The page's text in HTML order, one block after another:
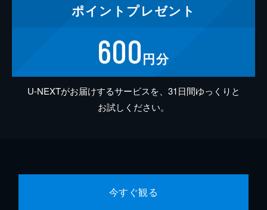
ポイント プレゼント
600円分
U-NEXTがお届けするサービスを、31日間ゆっくりと
お試しください。
今すぐ観る